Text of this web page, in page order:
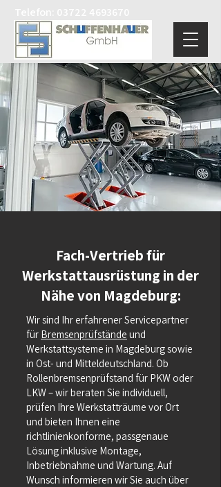
Fach-Vertrieb für
Werkstattausrüstung in der
Nähe von Magdeburg:
Wir sind Ihr erfahrener Servicepartner
für Bremsenprüfstände und
Werkstattsysteme in Magdeburg sowie
in Ost- und Mitteldeutschland. Ob
Rollenbremsenprüfstand für PKW oder
LKW – wir beraten Sie individuell,
prüfen Ihre Werkstatträume vor Ort
und bieten Ihnen eine
richtlinienkonforme, passgenaue
Lösung inklusive Montage,
Inbetriebnahme und Wartung. Auf
Wunsch informieren wir Sie auch über